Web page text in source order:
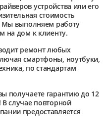
устройства или его
стоимость
Мы выполняем работу
на дом к клиенту.
ремонт любых
смартфоны, ноутбуки,
по стандартам
получаете гарантию до 12
случае повторной
предоставляется